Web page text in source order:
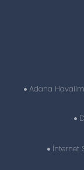
Adana
İnternet